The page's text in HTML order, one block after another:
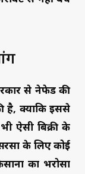
से नेफेड की
है, क्योंकि इससे
ऐसी बिक्री के
के लिए कोई
का भरोसा